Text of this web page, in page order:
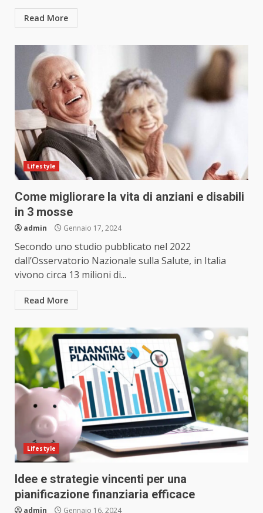
Read More
Lifestyle
Come migliorare la vita di anziani e disabili
in 3 mosse
admin Gennaio 17, 2024
Secondo uno studio pubblicato nel 2022
dall’Osservatorio Nazionale sulla Salute, in Italia
vivono circa 13 milioni di...
Read More
Lifestyle
Idee e strategie vincenti per una
pianificazione finanziaria efficace
admin Gennaio 16, 2024